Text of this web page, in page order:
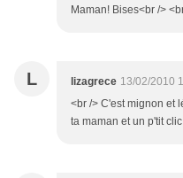
Maman! Bises<br />
L lizagrece 13/02/2010
<br /> C'est mignon et
ta maman et un p'tit